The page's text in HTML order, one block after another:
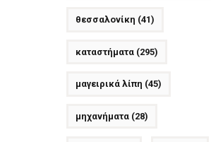
θεσσαλονίκη (41)
καταστήματα(295)
μαγειρικά λίπη (45)
μηχανήματα(28)